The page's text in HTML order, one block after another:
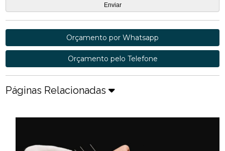
Orçamento por Whatsapp
Orçamento pelo Telefone
Páginas Relacionadas